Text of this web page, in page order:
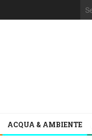
ACQUA & AMBIENTE